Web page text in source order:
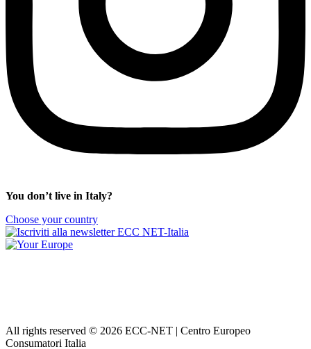
You don’t live in Italy?
Choose your country
All rights reserved © 2026 ECC-NET | Centro Europeo
Consumatori Italia